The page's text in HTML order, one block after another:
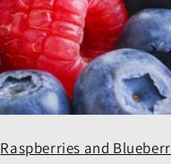
Raspberries and